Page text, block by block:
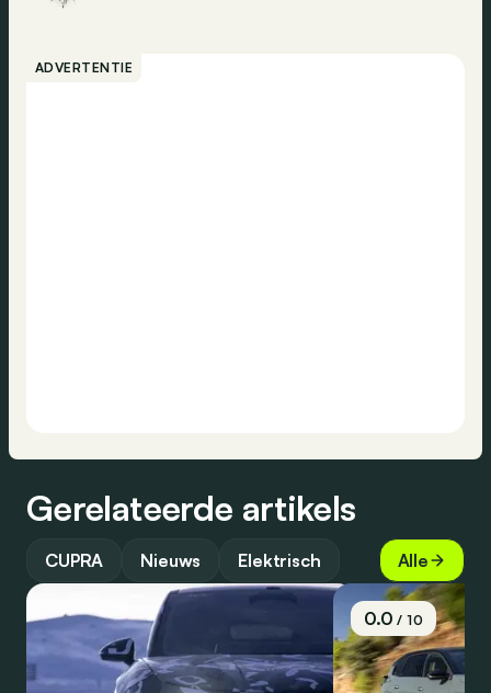
ADVERTENTIE
Gerelateerde artikels
CUPRA Nieuws Elektrisch Alle
0.0/ 10